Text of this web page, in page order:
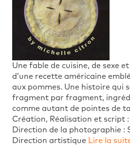
Une fable de cuisine, de sexe
d’une recette américaine
aux pommes. Une histoire qui
fragment par fragment,
comme autant de pointes de
Création, Réalisation et script
Direction de la photographie :
Direction artistique Lire la